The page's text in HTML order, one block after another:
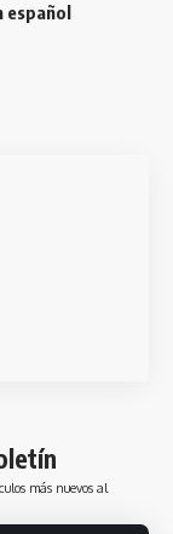
español
más nuevos al